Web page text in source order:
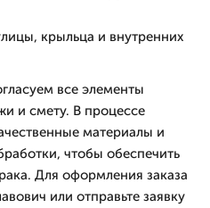
крыльца и внутренних
все элементы
и смету. В процессе
материалы и
чтобы обеспечить
Для оформления заказа
или отправьте заявку